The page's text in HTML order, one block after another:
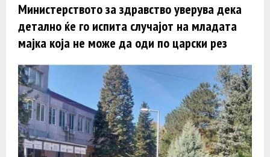
Министерството за здравство уверува дека
детално ќе го испита случајот на младата
мајка која не може да оди по царски рез